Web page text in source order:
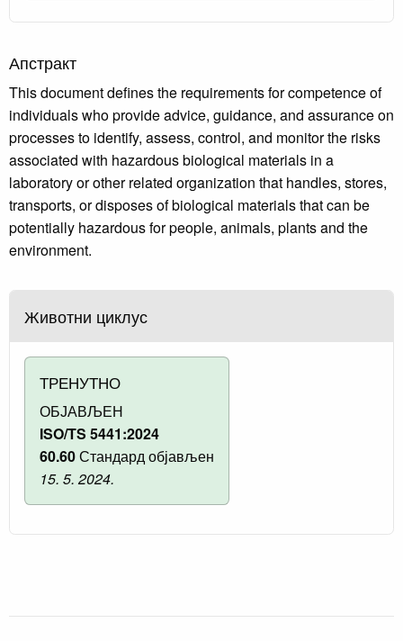
Апстракт
This document defines the requirements for competence of
individuals who provide advice, guidance, and assurance on
processes to identify, assess, control, and monitor the risks
associated with hazardous biological materials in a
laboratory or other related organization that handles, stores,
transports, or disposes of biological materials that can be
potentially hazardous for people, animals, plants and the
environment.
Животни циклус
ТРЕНУТНО
ОБЈАВЉЕН
ISO/TS 5441:2024
60.60Стандард објављен
15. 5. 2024.